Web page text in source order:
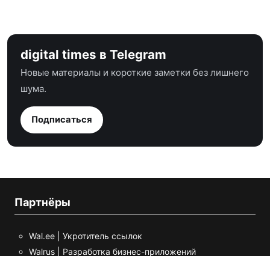
digital times в Telegram
Новые материалы и короткие заметки без лишнего
шума.
Подписаться
Партнёры
Wal.ee | Укротитель ссылок
Walrus | Разработка бизнес-приложений